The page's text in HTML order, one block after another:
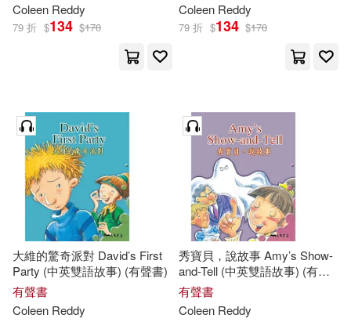
Coleen Reddy
79 折 $134 $170
Coleen Reddy
79 折 $134 $170
大維的驚奇派對 David’s First
Party (中英雙語故事) (有聲書)
有聲書
Coleen Reddy
秀寶貝，說故事 Amy’s Show-
and-Tell (中英雙語故事) (有聲
書)
有聲書
Coleen Reddy